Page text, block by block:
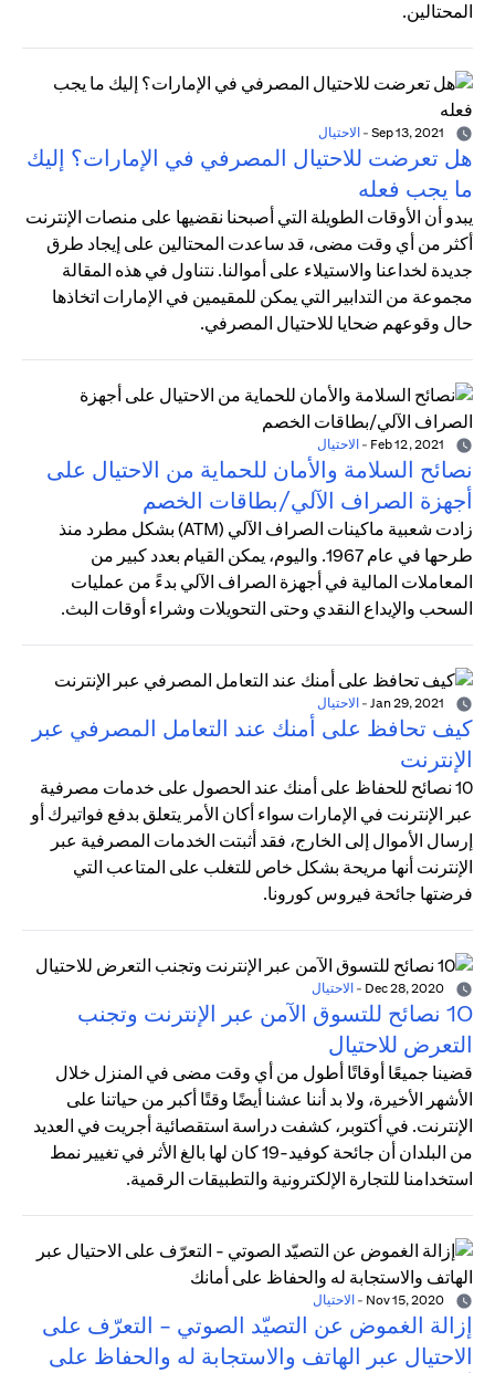
المحتالين.
- الاحتيال
هل تعرضت للاحتيال المصرفي في الإمارات؟ إليك
ما يجب فعله
يبدو أن الأوقات الطويلة التي أصبحنا نقضيها على منصات الإنترنت
أكثر من أي وقت مضى، قد ساعدت المحتالين على إيجاد طرق
جديدة لخداعنا والاستيلاء على أموالنا. نتناول في هذه المقالة
مجموعة من التدابير التي يمكن للمقيمين في الإمارات اتخاذها
حال وقوعهم ضحايا للاحتيال المصرفي.
- الاحتيال
نصائح السلامة والأمان للحماية من الاحتيال على
أجهزة الصراف الآلي/بطاقات الخصم
زادت شعبية ماكينات الصراف الآلي (ATM) بشكل مطرد منذ
طرحها في عام 1967. واليوم، يمكن القيام بعدد كبير من
المعاملات المالية في أجهزة الصراف الآلي بدءً من عمليات
السحب والإيداع النقدي وحتى التحويلات وشراء أوقات البث.
- الاحتيال
كيف تحافظ على أمنك عند التعامل المصرفي عبر
الإنترنت
10 نصائح للحفاظ على أمنك عند الحصول على خدمات مصرفية
عبر الإنترنت في الإمارات سواء أكان الأمر يتعلق بدفع فواتيرك أو
إرسال الأموال إلى الخارج، فقد أثبتت الخدمات المصرفية عبر
الإنترنت أنها مريحة بشكل خاص للتغلب على المتاعب التي
فرضتها جائحة فيروس كورونا.
- الاحتيال
10 نصائح للتسوق الآمن عبر الإنترنت وتجنب
التعرض للاحتيال
قضينا جميعًا أوقاتًا أطول من أي وقت مضى في المنزل خلال
الأشهر الأخيرة، ولا بد أننا عشنا أيضًا وقتًا أكبر من حياتنا على
الإنترنت. في أكتوبر، كشفت دراسة استقصائية أجريت في العديد
من البلدان أن جائحة كوفيد-19 كان لها بالغ الأثر في تغيير نمط
استخدامنا للتجارة الإلكترونية والتطبيقات الرقمية.
- الاحتيال
إزالة الغموض عن التصيّد الصوتي - التعرّف على
الاحتيال عبر الهاتف والاستجابة له والحفاظ على